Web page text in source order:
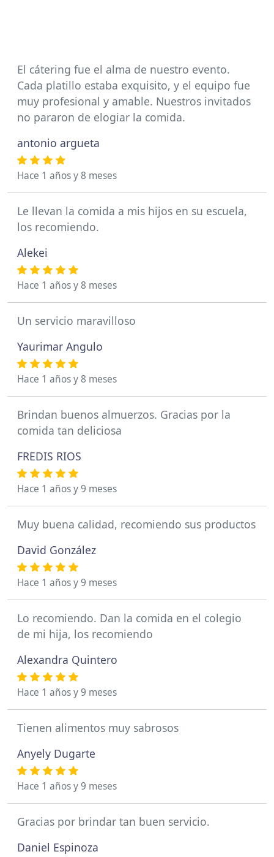
El cátering fue el alma de nuestro evento.
Cada platillo estaba exquisito, y el equipo fue
muy profesional y amable. Nuestros invitados
no pararon de elogiar la comida.
antonio argueta
Hace 1 años y 8 meses
Le llevan la comida a mis hijos en su escuela,
los recomiendo.
Alekei
Hace 1 años y 8 meses
Un servicio maravilloso
Yaurimar Angulo
Hace 1 años y 8 meses
Brindan buenos almuerzos. Gracias por la
comida tan deliciosa
FREDIS RIOS
Hace 1 años y 9 meses
Muy buena calidad, recomiendo sus productos
David González
Hace 1 años y 9 meses
Lo recomiendo. Dan la comida en el colegio
de mi hija, los recomiendo
Alexandra Quintero
Hace 1 años y 9 meses
Tienen alimentos muy sabrosos
Anyely Dugarte
Hace 1 años y 9 meses
Gracias por brindar tan buen servicio.
Daniel Espinoza